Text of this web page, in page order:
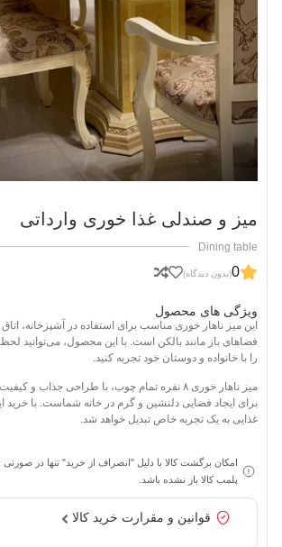
میز و صندلی غذا خوری وارداتی
Dining table
0(بدون دیدگاه)
ویژگی های محصول
این میز ناهار خوری مناسب برای استفاده در آشپزخانه،
فضاهای باز مانند بالکن است. با این محصول، می‌توانید
را با خانواده و دوستان خود تجربه کنید.
میز ناهار خوری ۸ نفره تمام چوب، با طراحی جذاب و
برای ایجاد فضایی دلنشین و گرم در خانه شماست. با
غذایی به یک تجربه خاص تبدیل خواهد شد.
امکان برگشت کالا با دلیل "انصراف از خرید" تنها در
پلمب کالا باز نشده باشد.
قوانین و مقرارت خرید کالا